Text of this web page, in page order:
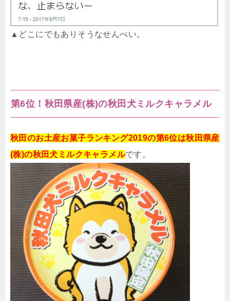
▲どこにでもありそうなせんべい。
第6位！秋田県産(株)の秋田犬ミルクキャラメル
秋田のお土産お菓子ランキング2019の第6位は秋田県産
(株)の秋田犬ミルクキャラメルです。